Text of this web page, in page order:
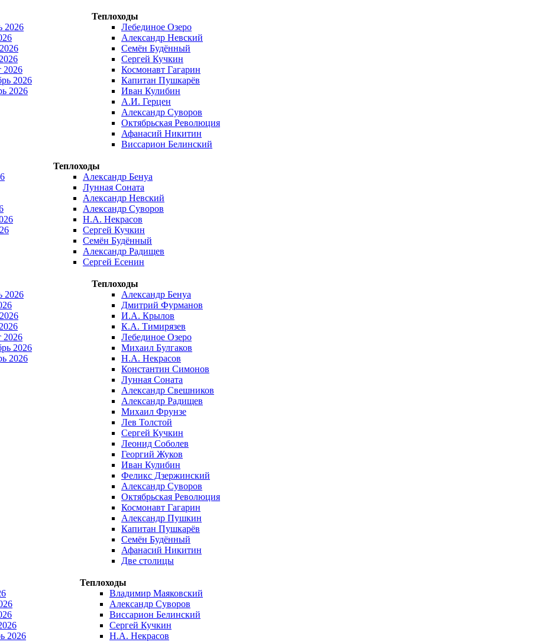
Теплоходы
2026
2026
2026
2026
Лебединое Озеро
Александр Невский
Семён Будённый
Сергей Кучкин
Космонавт Гагарин
Капитан Пушкарёв
Иван Кулибин
А.И. Герцен
Александр Суворов
Октябрьская Революция
Афанасий Никитин
Виссарион Белинский
Теплоходы
Александр Бенуа
Лунная Соната
Александр Невский
Александр Суворов
Н.А. Некрасов
Сергей Кучкин
Семён Будённый
Александр Радищев
Сергей Есенин
Теплоходы
2026
2026
2026
2026
Александр Бенуа
Дмитрий Фурманов
И.А. Крылов
К.А. Тимирязев
Лебединое Озеро
Михаил Булгаков
Н.А. Некрасов
Константин Симонов
Лунная Соната
Александр Свешников
Александр Радищев
Михаил Фрунзе
Лев Толстой
Сергей Кучкин
Леонид Соболев
Георгий Жуков
Иван Кулибин
Феликс Дзержинский
Александр Суворов
Октябрьская Революция
Космонавт Гагарин
Александр Пушкин
Капитан Пушкарёв
Семён Будённый
Афанасий Никитин
Две столицы
Теплоходы
2026
Владимир Маяковский
Александр Суворов
Виссарион Белинский
Сергей Кучкин
Н.А. Некрасов